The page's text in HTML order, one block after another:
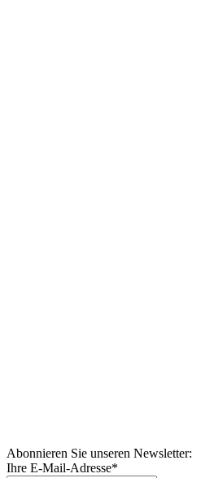
Abonnieren Sie unseren Newsletter:
Ihre E-Mail-Adresse*